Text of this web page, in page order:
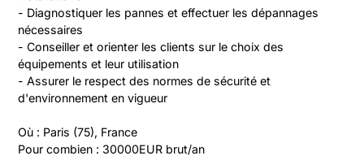
- Diagnostiquer les pannes et effectuer les dépannages
nécessaires
- Conseiller et orienter les clients sur le choix des
équipements et leur utilisation
- Assurer le respect des normes de sécurité et
d'environnement en vigueur
Où : Paris (75), France
Pour combien : 30000EUR brut/an